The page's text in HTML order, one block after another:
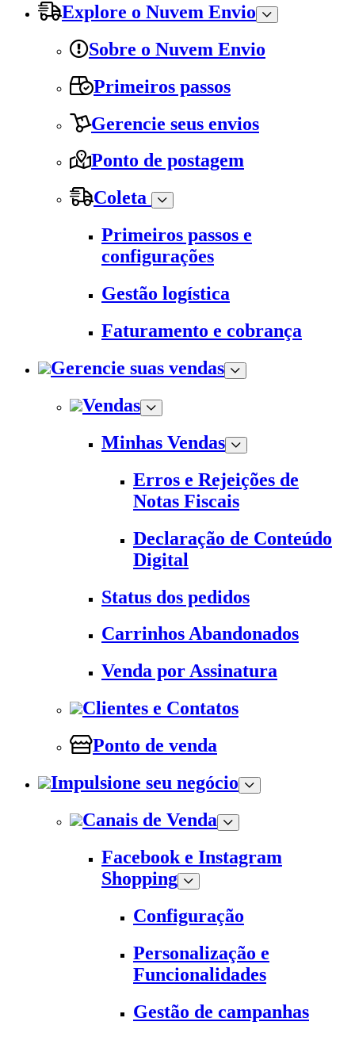
Explore o Nuvem Envio
Sobre o Nuvem Envio
Primeiros passos
Gerencie seus envios
Ponto de postagem
Coleta
Primeiros passos e
configurações
Gestão logística
Faturamento e cobrança
Gerencie suas vendas
Vendas
Minhas Vendas
Erros e Rejeições de
Notas Fiscais
Declaração de Conteúdo
Digital
Status dos pedidos
Carrinhos Abandonados
Venda por Assinatura
Clientes e Contatos
Ponto de venda
Impulsione seu negócio
Canais de Venda
Facebook e Instagram
Shopping
Configuração
Personalização e
Funcionalidades
Gestão de campanhas